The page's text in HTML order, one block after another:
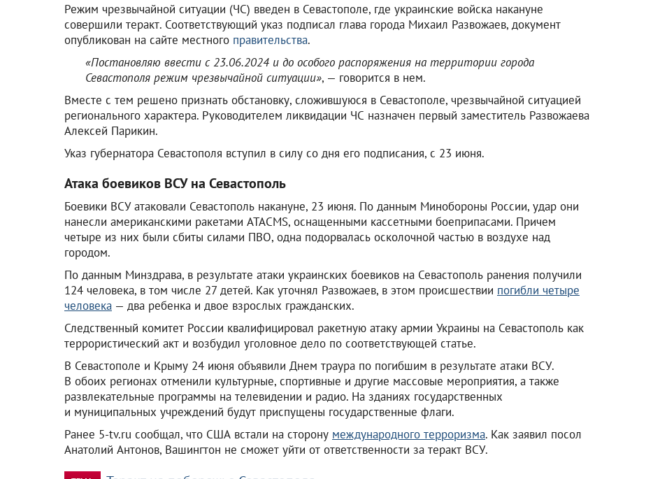
Режим чрезвычайной ситуации (ЧС) введен в Севастополе, где украинские войска накануне
совершили теракт. Соответствующий указ подписал глава города Михаил Развожаев, документ
опубликован на сайте местного правительства.
«Постановляю ввести с 23.06.2024 и до особого распоряжения на территории города
Севастополя режим чрезвычайной ситуации», — говорится в нем.
Вместе с тем решено признать обстановку, сложившуюся в Севастополе, чрезвычайной ситуацией
регионального характера. Руководителем ликвидации ЧС назначен первый заместитель Развожаева
Алексей Парикин.
Указ губернатора Севастополя вступил в силу со дня его подписания, с 23 июня.
Атака боевиков ВСУ на Севастополь
Боевики ВСУ атаковали Севастополь накануне, 23 июня. По данным Минобороны России, удар они
нанесли американскими ракетами ATACMS, оснащенными кассетными боеприпасами. Причем
четыре из них были сбиты силами ПВО, одна подорвалась осколочной частью в воздухе над
городом.
По данным Минздрава, в результате атаки украинских боевиков на Севастополь ранения получили
124 человека, в том числе 27 детей. Как уточнял Развожаев, в этом происшествии погибли четыре
человека — два ребенка и двое взрослых гражданских.
Следственный комитет России квалифицировал ракетную атаку армии Украины на Севастополь как
террористический акт и возбудил уголовное дело по соответствующей статье.
В Севастополе и Крыму 24 июня объявили Днем траура по погибшим в результате атаки ВСУ.
В обоих регионах отменили культурные, спортивные и другие массовые мероприятия, а также
развлекательные программы на телевидении и радио. На зданиях государственных
и муниципальных учреждений будут приспущены государственные флаги.
Ранее 5-tv.ru сообщал, что США встали на сторону международного терроризма. Как заявил посол
Анатолий Антонов, Вашингтон не сможет уйти от ответственности за теракт ВСУ.